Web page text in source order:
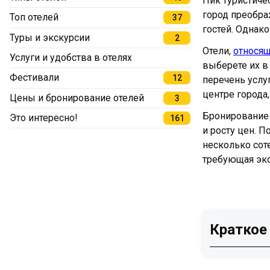
город
гостей.
Отели,
выберете их
перечень
центре
и росту цен.
несколько
требующая
Топ отелей 37
Туры и экскурсии 2
Услуги и удобства в отелях
Фестивали
12
Цены и бронирование отелей 3
Это интересно! 161